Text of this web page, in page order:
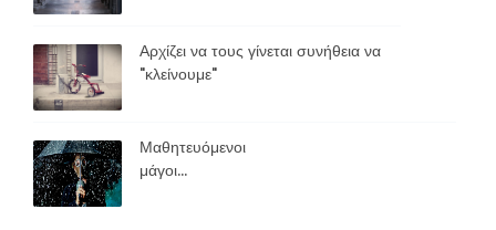
Αρχίζει να τους γίνεται συνήθεια να
"κλείνουμε"
Μαθητευόμενοι
μάγοι…